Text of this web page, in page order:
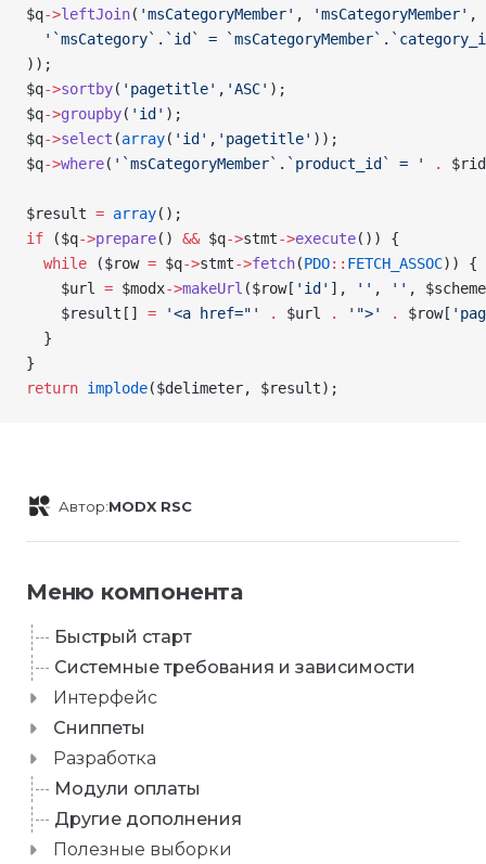
$q->leftJoin( 'msCategoryMember' , 'msCategoryMember' ,
'`msCategory`.`id` =
));
$q->sortby( 'pagetitle' , 'ASC' );
$q->groupby( 'id' );
$q->select (array( 'id' , 'pagetitle' ));
$q->where( '`msCategoryMember`.`product_id` = ' . $rid
$result = array();
if ($q->prepare() && $q->stmt->execute()) {
  while
($row = $q->stmt->fetch(PDO:: FETCH_ASSOC)) {
    $url
= $modx->makeUrl ($row[ 'id' ], '' , '' , $scheme
    $result
[] = '<a href="' . $url . '">' . $row[
  }
}
return implode($delimeter, $result);
Автор:MODX RSC
Меню компонента
Быстрый старт
Системные требования и зависимости
Интерфейс
Сниппеты
Разработка
Модули оплаты
Другие дополнения
Полезные выборки